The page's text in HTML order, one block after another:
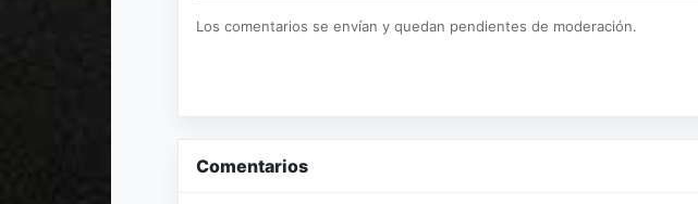
Los comentarios se envían y quedan pendientes de moderación.
Comentarios